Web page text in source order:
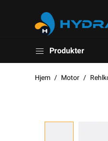
Produkter
Hjem Motor